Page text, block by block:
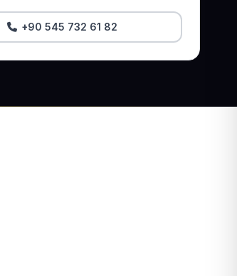
+90 545 732 61 82